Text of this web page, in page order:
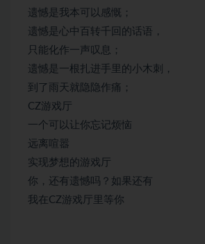
遗憾是我本可以感慨；
遗憾是心中百转千回的话语，
只能化作一声叹息；
遗憾是一根扎进手里的小木刺，
到了雨天就隐隐作痛；
CZ游戏厅
一个可以让你忘记烦恼
远离喧嚣
实现梦想的游戏厅
你，还有遗憾吗？如果还有
我在CZ游戏厅里等你